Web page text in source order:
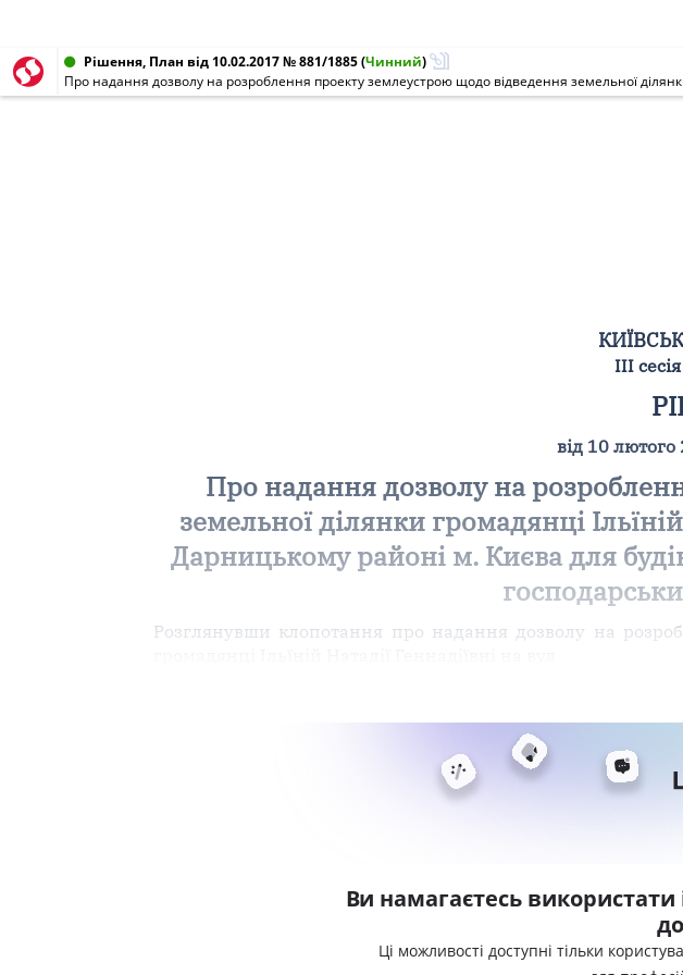
Рішення, План від 10.02.2017 № 881/1885(Чинний)
III
від 10
Про надання дозволу на
земельної ділянки громадянці
Дарницькому районі м. Києва для
Розглянувши клопотання про надання дозволу на
Ви намагаєтесь
Ці можливості доступні тільки